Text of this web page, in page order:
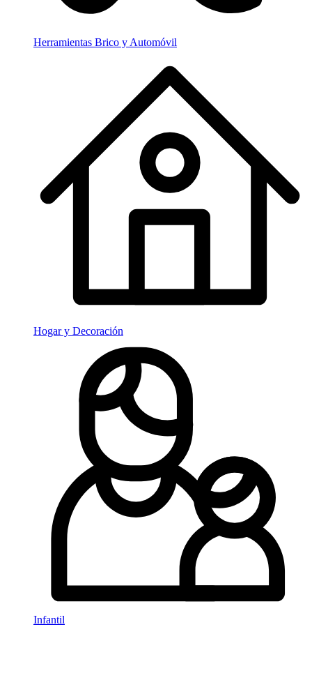
Herramientas Brico y Automóvil
Hogar y Decoración
Infantil